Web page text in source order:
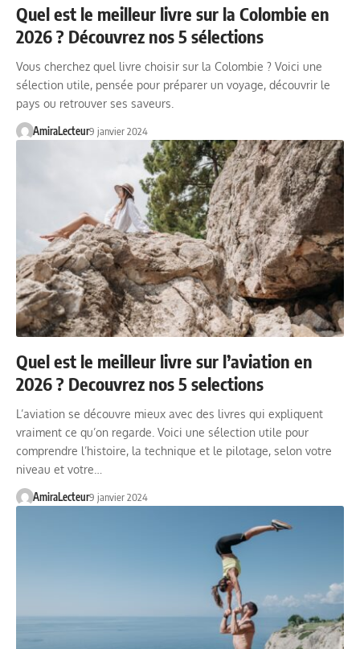
Quel est le meilleur livre sur la Colombie en
2026 ? Découvrez nos 5 sélections
Vous cherchez quel livre choisir sur la Colombie ? Voici une
sélection utile, pensée pour préparer un voyage, découvrir le
pays ou retrouver ses saveurs.
AmiraLecteur9 janvier 2024
Quel est le meilleur livre sur l’aviation en
2026 ? Decouvrez nos 5 selections
L’aviation se découvre mieux avec des livres qui expliquent
vraiment ce qu’on regarde. Voici une sélection utile pour
comprendre l’histoire, la technique et le pilotage, selon votre
niveau et votre…
AmiraLecteur9 janvier 2024